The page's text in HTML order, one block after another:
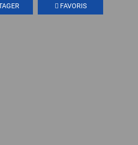
FAVORIS